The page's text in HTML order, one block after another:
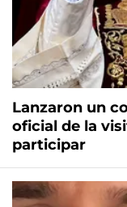
Lanzaron un
oficial de la
participar